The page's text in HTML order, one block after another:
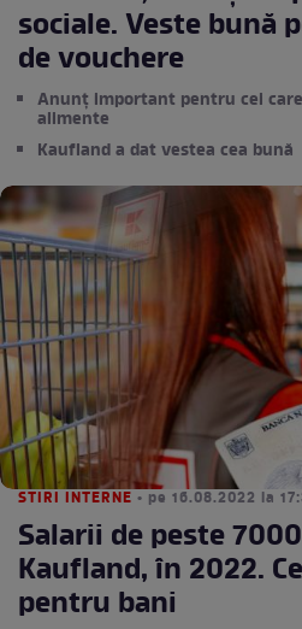
sociale. Veste bună
de vouchere
Anunț important pentru cei
alimente
Kaufland a dat vestea cea bună
STIRI INTERNE • pe 16.08.2022 la
Salarii de peste
Kaufland, în 2022.
pentru bani